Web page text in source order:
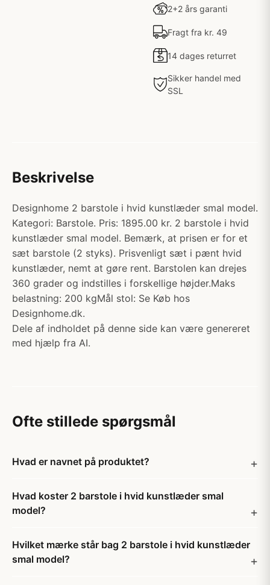
2+2 års garanti
Fragt fra kr. 49
14 dages returret
Sikker handel med
SSL
Beskrivelse
Designhome 2 barstole i hvid kunstlæder smal model.
Kategori: Barstole. Pris: 1895.00 kr. 2 barstole i hvid
kunstlæder smal model. Bemærk, at prisen er for et
sæt barstole (2 styks). Prisvenligt sæt i pænt hvid
kunstlæder, nemt at gøre rent. Barstolen kan drejes
360 grader og indstilles i forskellige højder.Maks
belastning: 200 kgMål stol: Se Køb hos
Designhome.dk.
Dele af indholdet på denne side kan være genereret
med hjælp fra AI.
Ofte stillede spørgsmål
Hvad er navnet på produktet?
Hvad koster 2 barstole i hvid kunstlæder smal
model?
Hvilket mærke står bag 2 barstole i hvid kunstlæder
smal model?